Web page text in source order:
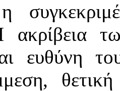
η
ακρίβεια
ευθύνη